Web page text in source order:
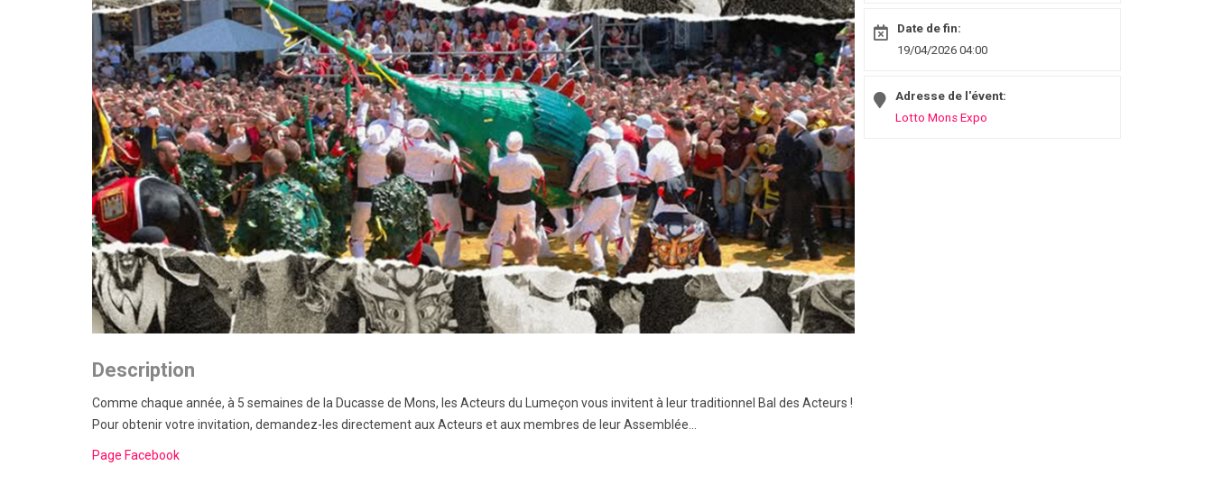
Description
Comme chaque année, à 5 semaines de la Ducasse de Mons, les Acteurs du Lumeçon vous invitent à leur traditionnel Bal des Acteurs !
Pour obtenir votre invitation, demandez-les directement aux Acteurs et aux membres de leur Assemblée...
Page Facebook
Date de fin:
19/04/2026 04:00
Adresse de l'évent:
Lotto Mons Expo